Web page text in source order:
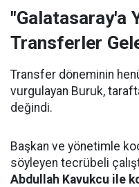
"Galatasaray'a
Transferler
Transfer döneminin
vurgulayan Buruk,
değindi.
Başkan ve yönetimle
söyleyen tecrübeli
Abdullah Kavukcu ile